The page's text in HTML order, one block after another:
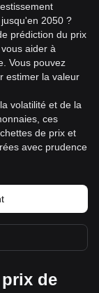
2050 ?
prédiction du prix
aider à
Vous pouvez
estimer la valeur
volatilité et de la
ces
de prix et
avec prudence
de